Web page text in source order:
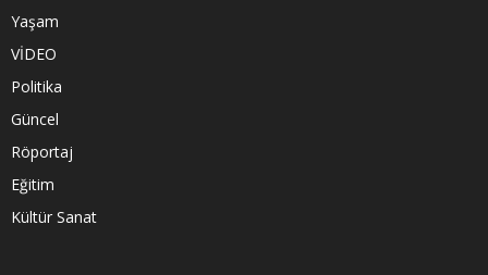
Yaşam
VİDEO
Politika
Güncel
Röportaj
Eğitim
Kültür Sanat